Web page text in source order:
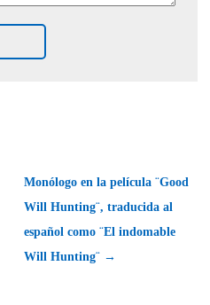
Monólogo en la película ¨Good
Will Hunting¨, traducida al
español como ¨El indomable
Will Hunting¨ →